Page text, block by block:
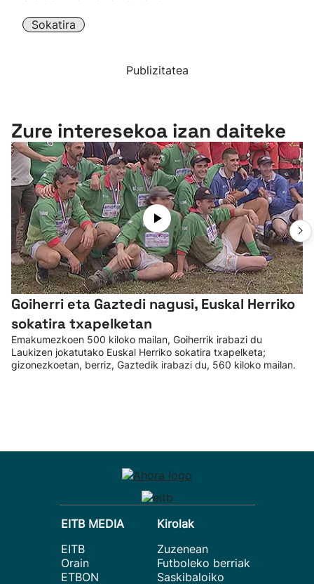
Sokatira
Publizitatea
Zure interesekoa izan daiteke
Goiherri eta Gaztedi nagusi, Euskal Herriko
sokatira txapelketan
Emakumezkoen 500 kiloko mailan, Goiherrik irabazi du
Laukizen jokatutako Euskal Herriko sokatira txapelketa;
gizonezkoetan, berriz, Gaztedik irabazi du, 560 kiloko mailan.
EITB MEDIA
EITB
Orain
ETBON
Kirolak
Zuzenean
Futboleko berriak
Saskibaloiko